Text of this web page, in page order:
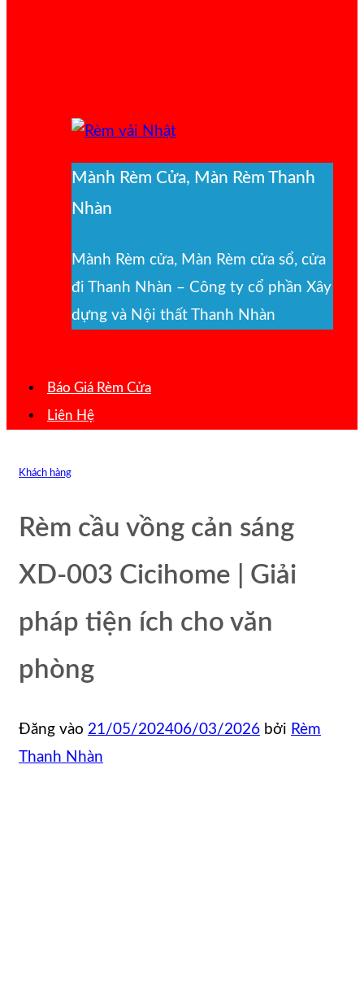
Mành Rèm Cửa, Màn Rèm Thanh
Nhàn
Mành Rèm cửa, Màn Rèm cửa sổ, cửa
đi Thanh Nhàn – Công ty cổ phần Xây
dựng và Nội thất Thanh Nhàn
Báo Giá Rèm Cửa
Liên Hệ
Khách hàng
Rèm cầu vồng cản sáng
XD-003 Cicihome | Giải
pháp tiện ích cho văn
phòng
Đăng vào 21/05/202406/03/2026 bởi Rèm
Thanh Nhàn